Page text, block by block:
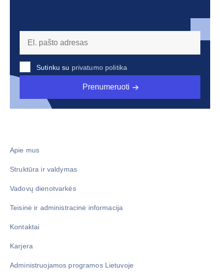
Sutinku su privatumo politika
Prenumeruoti
Apie mus
Struktūra ir valdymas
Vadovų dienotvarkės
Teisinė ir administracinė informacija
Kontaktai
Karjera
Administruojamos programos Lietuvoje